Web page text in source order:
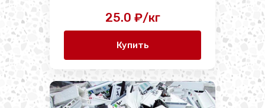
25.0 ₽/кг
Купить